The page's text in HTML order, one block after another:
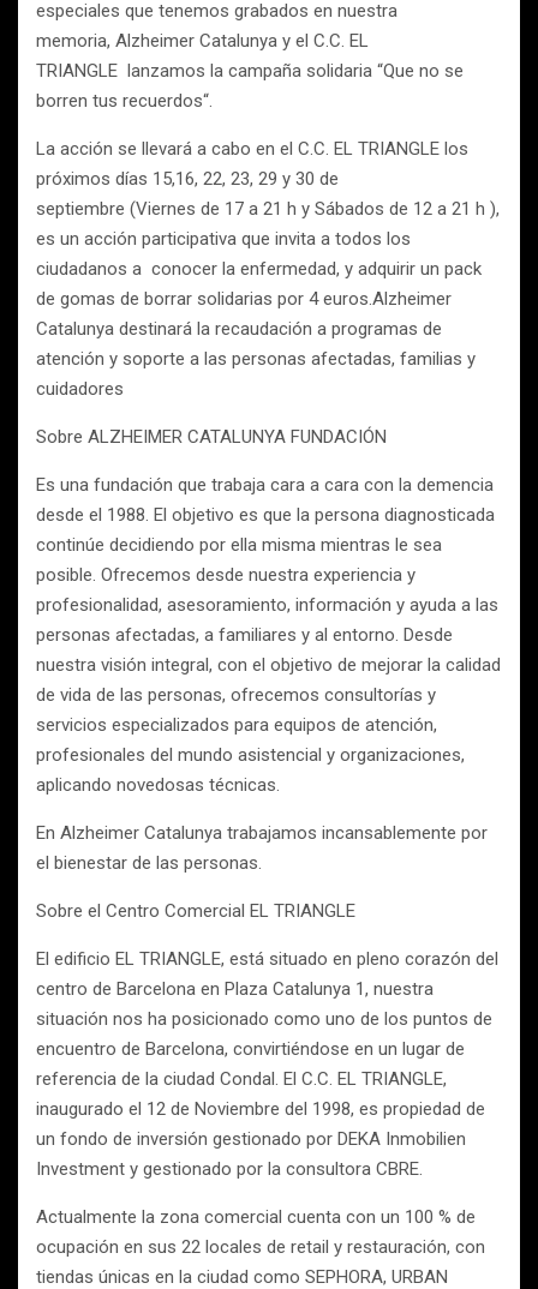
especiales que tenemos grabados en nuestra
memoria, Alzheimer Catalunya y el C.C. EL
TRIANGLE lanzamos la campaña solidaria “Que no se
borren tus recuerdos“.
La acción se llevará a cabo en el C.C. EL TRIANGLE los
próximos días 15,16, 22, 23, 29 y 30 de
septiembre (Viernes de 17 a 21 h y Sábados de 12 a 21 h ),
es un acción participativa que invita a todos los
ciudadanos a conocer la enfermedad, y adquirir un pack
de gomas de borrar solidarias por 4 euros.Alzheimer
Catalunya destinará la recaudación a programas de
atención y soporte a las personas afectadas, familias y
cuidadores
Sobre ALZHEIMER CATALUNYA FUNDACIÓN
Es una fundación que trabaja cara a cara con la demencia
desde el 1988. El objetivo es que la persona diagnosticada
continúe decidiendo por ella misma mientras le sea
posible. Ofrecemos desde nuestra experiencia y
profesionalidad, asesoramiento, información y ayuda a las
personas afectadas, a familiares y al entorno. Desde
nuestra visión integral, con el objetivo de mejorar la calidad
de vida de las personas, ofrecemos consultorías y
servicios especializados para equipos de atención,
profesionales del mundo asistencial y organizaciones,
aplicando novedosas técnicas.
En Alzheimer Catalunya trabajamos incansablemente por
el bienestar de las personas.
Sobre el Centro Comercial EL TRIANGLE
El edificio EL TRIANGLE, está situado en pleno corazón del
centro de Barcelona en Plaza Catalunya 1, nuestra
situación nos ha posicionado como uno de los puntos de
encuentro de Barcelona, convirtiéndose en un lugar de
referencia de la ciudad Condal. El C.C. EL TRIANGLE,
inaugurado el 12 de Noviembre del 1998, es propiedad de
un fondo de inversión gestionado por DEKA Inmobilien
Investment y gestionado por la consultora CBRE.
Actualmente la zona comercial cuenta con un 100 % de
ocupación en sus 22 locales de retail y restauración, con
tiendas únicas en la ciudad como SEPHORA, URBAN